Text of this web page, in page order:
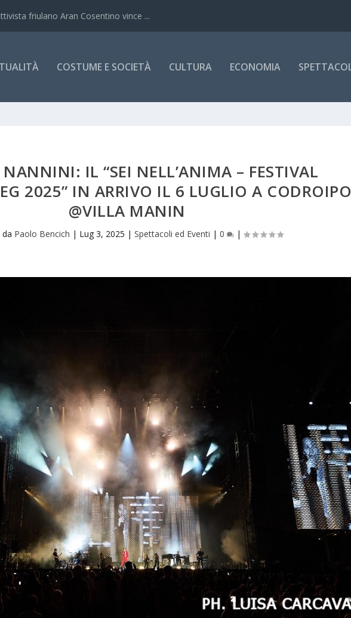
friulano Aran Cosentino vince ...
COSTUME E SOCIETÀ CULTURA ECONOMIA
IL “SEI NELL’ANIMA – FESTIVAL
2025” IN ARRIVO IL 6 LUGLIO A
@VILLA MANIN
Paolo Bencich | Lug 3, 2025 |Spettacoli ed Eventi |0 |